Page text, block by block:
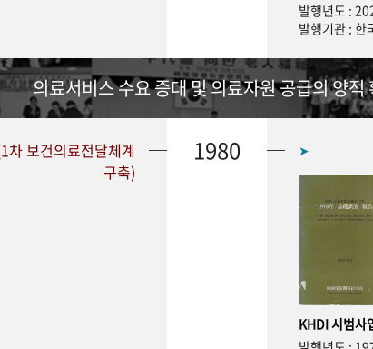
발행년도 :
발행기관 : 한
의료서비스 수요 증대 및 의료자원 공급의 양적
보건의료전달체계
구축)
1980 ➤
KHDI 시범사